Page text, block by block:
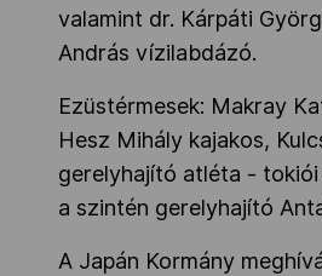
valamint dr. Kárpáti
András vízilabdázó.
Ezüstérmesek: Makray
Hesz Mihály kajakos,
gerelyhajító atléta -
a szintén gerelyhajító
A Japán Kormány